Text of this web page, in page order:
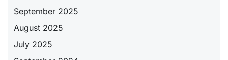
September 2025
August 2025
July 2025